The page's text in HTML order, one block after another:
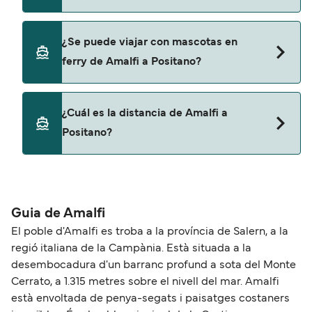
Laser Capri
Grassi Junior
Positano Jet
Seremar
Alicost
Alilauro Gruson
Coast Lines
Positano.
¿Se puede viajar con mascotas en
ferry de Amalfi a Positano?
ferry. Puede que necesites el pasaporte de tus
puedes viajar con mascotas con:
Travelmar
Positano Jet
¿Cuál es la distancia de Amalfi a
Positano?
Guia de Amalfi
El poble d'Amalfi es troba a la província de Salern, a la
regió italiana de la Campània. Està situada a la
desembocadura d'un barranc profund a sota del Monte
Cerrato, a 1.315 metres sobre el nivell del mar. Amalfi
està envoltada de penya-segats i paisatges costaners